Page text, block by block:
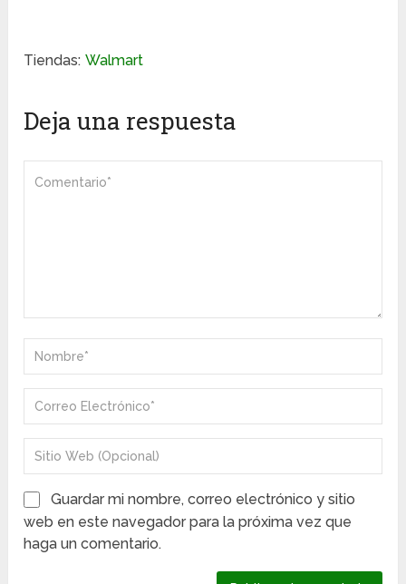
Tiendas: Walmart
Deja una respuesta
Guardar mi nombre, correo electrónico y sitio
web en este navegador para la próxima vez que
haga un comentario.